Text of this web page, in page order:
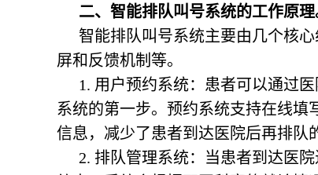
二、智能排队叫号系统的工作原理
智能排队叫号系统主要由几个核
屏和反馈机制等。
1. 用户预约系统：患者可以通过
系统的第一步。预约系统支持在线填
信息，减少了患者到达医院后再排队
2. 排队管理系统：当患者到达医